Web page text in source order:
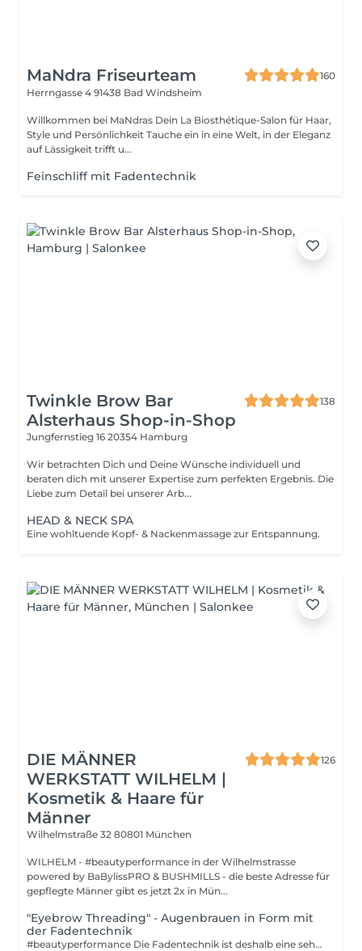
MaNdra Friseurteam
160
Herrngasse 4 91438 Bad Windsheim
Willkommen bei MaNdras Dein La Biosthétique-Salon für Haar,
Style und Persönlichkeit Tauche ein in eine Welt, in der Eleganz
auf Lässigkeit trifft u...
Feinschliff mit Fadentechnik
Twinkle Brow Bar
Alsterhaus Shop-in-Shop
138
Jungfernstieg 16 20354 Hamburg
Wir betrachten Dich und Deine Wünsche individuell und
beraten dich mit unserer Expertise zum perfekten Ergebnis. Die
Liebe zum Detail bei unserer Arb...
HEAD & NECK SPA
Eine wohltuende Kopf- & Nackenmassage zur Entspannung.
DIE MÄNNER
WERKSTATT WILHELM |
Kosmetik & Haare für
Männer
126
Wilhelmstraße 32 80801 München
WILHELM - #beautyperformance in der Wilhelmstrasse
powered by BaBylissPRO & BUSHMILLS - die beste Adresse für
gepflegte Männer gibt es jetzt 2x in Mün...
"Eyebrow Threading" - Augenbrauen in Form mit
der Fadentechnik
#beautyperformance Die Fadentechnik ist deshalb eine sehr schonende und effektive Methode um die Augenbrauen in Form zu bringen. Auch andere lästige Härchen im Gesicht können mit der Fadentechnik erfolgreich entfernt werden. Je nachdem, wie schnell dein Haarwachstum ist, muss die Sitzung alle vier bis sechs Wochen wiederholt werden.